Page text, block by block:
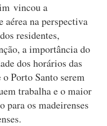
vincou a
na perspectiva
residentes,
a importância do
dos horários das
Porto Santo serem
trabalha e o maior
para os madeirenses